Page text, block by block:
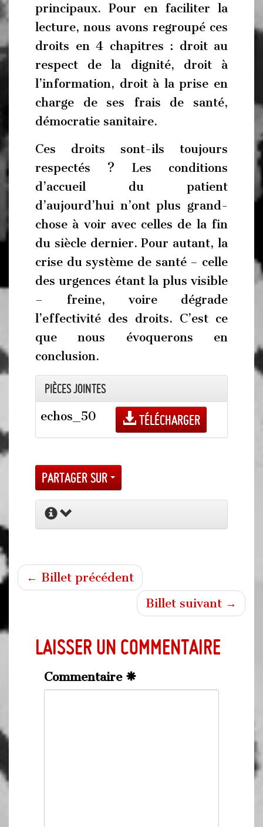
principaux. Pour en faciliter la
lecture, nous avons regroupé ces
droits en 4 chapitres : droit au
respect de la dignité, droit à
l’information, droit à la prise en
charge de ses frais de santé,
démocratie sanitaire.
Ces droits sont-ils toujours
respectés ? Les conditions
d’accueil du patient
d’aujourd’hui n’ont plus grand-
chose à voir avec celles de la fin
du siècle dernier. Pour autant, la
crise du système de santé – celle
des urgences étant la plus visible
– freine, voire dégrade
l’effectivité des droits. C’est ce
que nous évoquerons en
conclusion.
Pièces jointes
echos_50
Télécharger
Partager sur
← Billet précédent
Billet suivant →
Laisser un commentaire
Commentaire